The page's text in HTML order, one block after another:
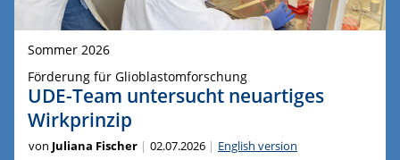
Sommer 2026
Förderung für Glioblastomforschung
UDE-Team untersucht neuartiges
Wirkprinzip
von Juliana Fischer 02.07.2026 English version